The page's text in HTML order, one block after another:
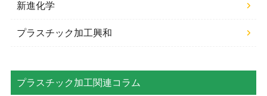
新進化学
プラスチック加工興和
プラスチック加工関連コラム